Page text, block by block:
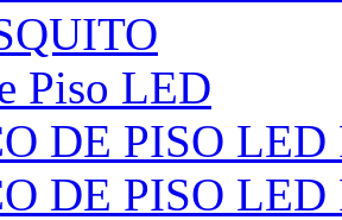
Piso LED
DE PISO
DE PISO